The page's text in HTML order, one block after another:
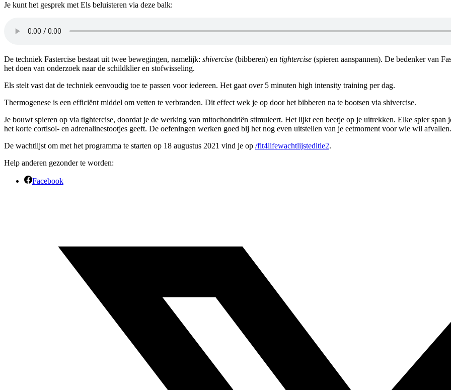
Je kunt het gesprek met Els beluisteren via deze balk:
De techniek Fastercise bestaat uit twee bewegingen, namelijk: shivercise (bibberen) en tightercise (spieren aanspannen). De bedenker van
het doen van onderzoek naar de schildklier en stofwisseling.
Els stelt vast dat de techniek eenvoudig toe te passen voor iedereen. Het gaat over 5 minuten high intensity training per dag.
Thermogenese is een efficiënt middel om vetten te verbranden. Dit effect wek je op door het bibberen na te bootsen via shivercise.
Je bouwt spieren op via tightercise, doordat je de werking van mitochondriën stimuleert. Het lijkt een beetje op je uitrekken. Elke spier span
het korte cortisol- en adrenalinestootjes geeft. De oefeningen werken goed bij het nog even uitstellen van je eetmoment voor wie wil afvallen.
De wachtlijst om met het programma te starten op 18 augustus 2021 vind je op /fit4lifewachtlijsteditie2.
Help anderen gezonder te worden:
Facebook